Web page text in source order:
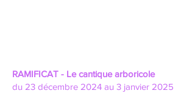
RAMIFICAT - Le cantique arboricole
du 23 décembre 2024 au 3 janvier 2025